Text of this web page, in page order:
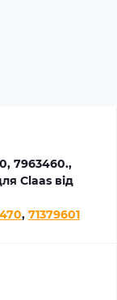
7963460.,
Claas від
, 71379601